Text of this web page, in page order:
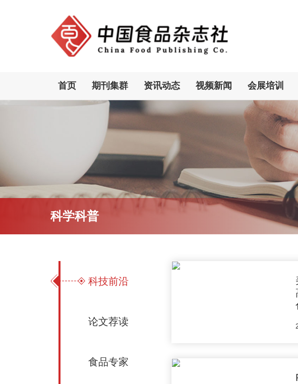
首页 期刊集群 资讯动态 视频新闻 会展培训
科学科普
科技前沿
论文荐读
食品专家